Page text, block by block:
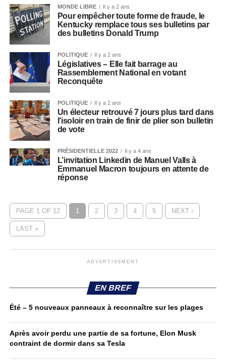
MONDE LIBRE Il y a 2 ans
Pour empêcher toute forme de fraude, le
Kentucky remplace tous ses bulletins par
des bulletins Donald Trump
POLITIQUE Il y a 2 ans
Législatives – Elle fait barrage au
Rassemblement National en votant
Reconquête
POLITIQUE Il y a 2 ans
Un électeur retrouvé 7 jours plus tard dans
l’isoloir en train de finir de plier son bulletin
de vote
PRÉSIDENTIELLE 2022 Il y a 4 ans
L’invitation Linkedin de Manuel Valls à
Emmanuel Macron toujours en attente de
réponse
PAGE 1 OF 12 1 2 3 4 5 NEXT ›
LAST »
ADVERTISEMENT
EN BREF
Été – 5 nouveaux panneaux à reconnaître sur les plages
Après avoir perdu une partie de sa fortune, Elon Musk
contraint de dormir dans sa Tesla